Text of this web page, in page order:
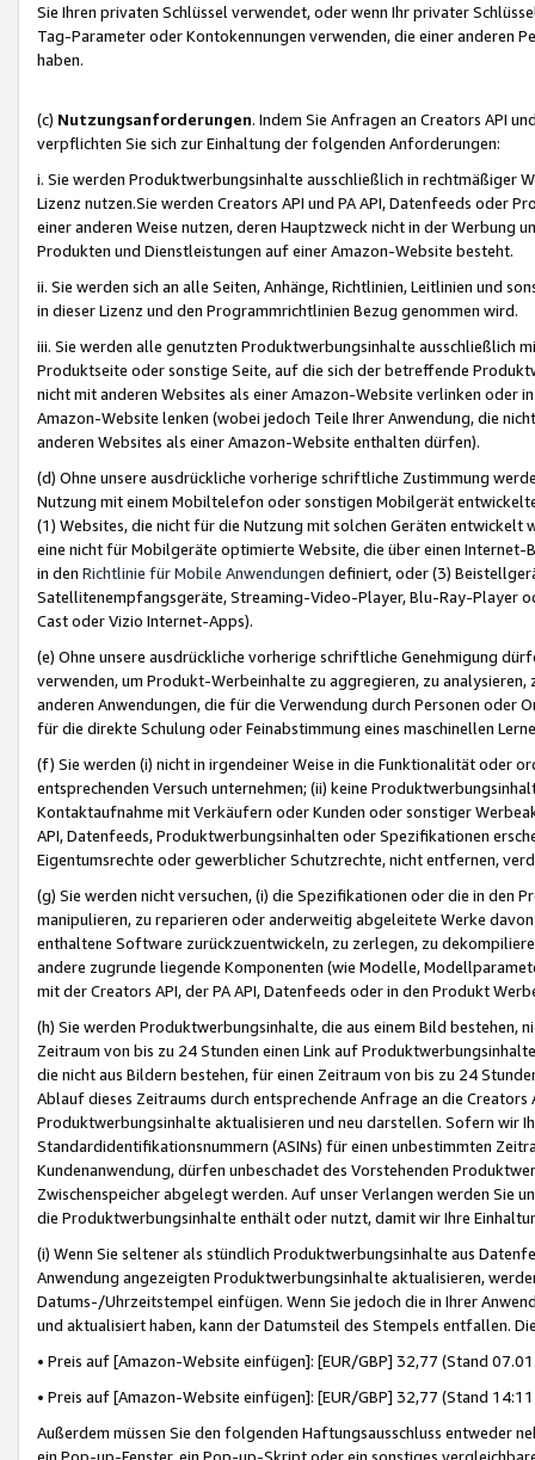
Sie Ihren privaten Schlüssel verwendet, oder wenn Ihr privater
Tag-Parameter oder Kontokennungen verwenden, die einer anderen
haben.
(c) Nutzungsanforderungen. Indem Sie Anfragen an Creators API
verpflichten Sie sich zur Einhaltung der folgenden Anforderungen:
i. Sie werden Produktwerbungsinhalte ausschließlich in rechtmäßiger
Lizenz nutzen.Sie werden Creators API und PA API, Datenfeeds oder
einer anderen Weise nutzen, deren Hauptzweck nicht in der Werbung
Produkten und Dienstleistungen auf einer Amazon-Website besteht.
ii. Sie werden sich an alle Seiten, Anhänge, Richtlinien, Leitlinien und
in dieser Lizenz und den Programmrichtlinien Bezug genommen wird.
iii. Sie werden alle genutzten Produktwerbungsinhalte ausschließlich
Produktseite oder sonstige Seite, auf die sich der betreffende
nicht mit anderen Websites als einer Amazon-Website verlinken oder
Amazon-Website lenken (wobei jedoch Teile Ihrer Anwendung, die
anderen Websites als einer Amazon-Website enthalten dürfen).
(d) Ohne unsere ausdrückliche vorherige schriftliche Zustimmung
Nutzung mit einem Mobiltelefon oder sonstigen Mobilgerät
(1) Websites, die nicht für die Nutzung mit solchen Geräten
eine nicht für Mobilgeräte optimierte Website, die über einen
in den Richtlinie für Mobile Anwendungen definiert, oder (3)
Satellitenempfangsgeräte, Streaming-Video-Player, Blu-Ray-Player
Cast oder Vizio Internet-Apps).
(e) Ohne unsere ausdrückliche vorherige schriftliche Genehmigung
verwenden, um Produkt-Werbeinhalte zu aggregieren, zu
anderen Anwendungen, die für die Verwendung durch Personen
für die direkte Schulung oder Feinabstimmung eines maschinellen
(f) Sie werden (i) nicht in irgendeiner Weise in die Funktionalität oder
entsprechenden Versuch unternehmen; (ii) keine
Kontaktaufnahme mit Verkäufern oder Kunden oder sonstiger
API, Datenfeeds, Produktwerbungsinhalten oder Spezifikationen
Eigentumsrechte oder gewerblicher Schutzrechte, nicht entfernen,
(g) Sie werden nicht versuchen, (i) die Spezifikationen oder die in
manipulieren, zu reparieren oder anderweitig abgeleitete Werke
enthaltene Software zurückzuentwickeln, zu zerlegen, zu
andere zugrunde liegende Komponenten (wie Modelle,
mit der Creators API, der PA API, Datenfeeds oder in den Produkt
(h) Sie werden Produktwerbungsinhalte, die aus einem Bild bestehen,
Zeitraum von bis zu 24 Stunden einen Link auf
die nicht aus Bildern bestehen, für einen Zeitraum von bis zu 24
Ablauf dieses Zeitraums durch entsprechende Anfrage an die
Produktwerbungsinhalte aktualisieren und neu darstellen. Sofern wir
Standardidentifikationsnummern (ASINs) für einen unbestimmten
Kundenanwendung, dürfen unbeschadet des Vorstehenden
Zwischenspeicher abgelegt werden. Auf unser Verlangen werden Sie
die Produktwerbungsinhalte enthält oder nutzt, damit wir Ihre
(i) Wenn Sie seltener als stündlich Produktwerbungsinhalte aus
Anwendung angezeigten Produktwerbungsinhalte aktualisieren,
Datums-/Uhrzeitstempel einfügen. Wenn Sie jedoch die in Ihrer
und aktualisiert haben, kann der Datumsteil des Stempels entfallen.
• Preis auf [Amazon-Website einfügen]: [EUR/GBP] 32,77 (Stand
• Preis auf [Amazon-Website einfügen]: [EUR/GBP] 32,77 (Stand
Außerdem müssen Sie den folgenden Haftungsausschluss entweder
ein Pop-up-Fenster, ein Pop-up-Skript oder ein sonstiges